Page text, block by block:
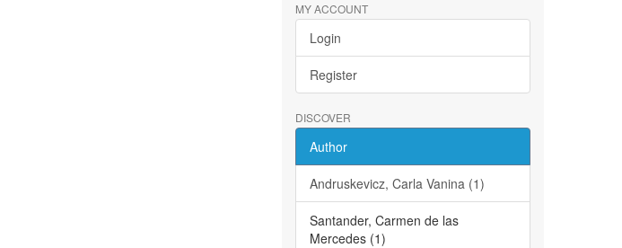
MY ACCOUNT
Login
Register
DISCOVER
Author
Andruskevicz, Carla Vanina (1)
Santander, Carmen de las
Mercedes (1)